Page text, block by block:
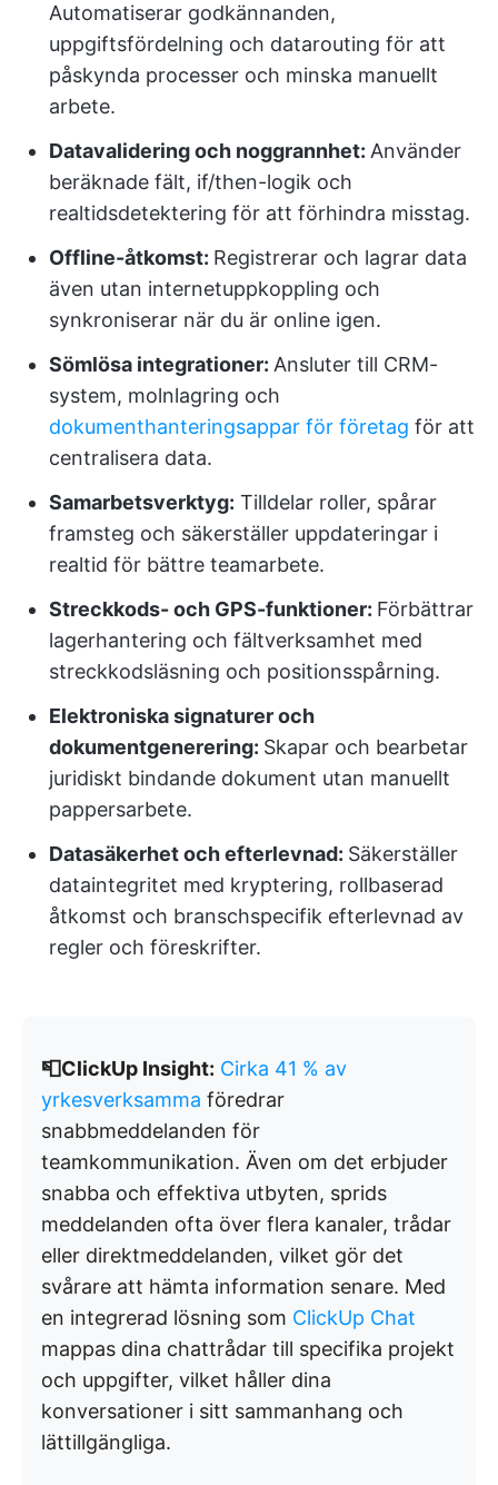
Automatiserar godkännanden,
uppgiftsfördelning och datarouting för att
påskynda processer och minska manuellt
arbete.
Datavalidering och noggrannhet: Använder
beräknade fält, if/then-logik och
realtidsdetektering för att förhindra misstag.
Offline-åtkomst: Registrerar och lagrar data
även utan internetuppkoppling och
synkroniserar när du är online igen.
Sömlösa integrationer: Ansluter till CRM-
system, molnlagring och
dokumenthanteringsappar för företag för att
centralisera data.
Samarbetsverktyg: Tilldelar roller, spårar
framsteg och säkerställer uppdateringar i
realtid för bättre teamarbete.
Streckkods- och GPS-funktioner: Förbättrar
lagerhantering och fältverksamhet med
streckkodsläsning och positionsspårning.
Elektroniska signaturer och
dokumentgenerering: Skapar och bearbetar
juridiskt bindande dokument utan manuellt
pappersarbete.
Datasäkerhet och efterlevnad: Säkerställer
dataintegritet med kryptering, rollbaserad
åtkomst och branschspecifik efterlevnad av
regler och föreskrifter.
📮ClickUp Insight: Cirka 41 % av
yrkesverksamma föredrar
snabbmeddelanden för
teamkommunikation. Även om det erbjuder
snabba och effektiva utbyten, sprids
meddelanden ofta över flera kanaler, trådar
eller direktmeddelanden, vilket gör det
svårare att hämta information senare. Med
en integrerad lösning som ClickUp Chat
mappas dina chattrådar till specifika projekt
och uppgifter, vilket håller dina
konversationer i sitt sammanhang och
lättillgängliga.